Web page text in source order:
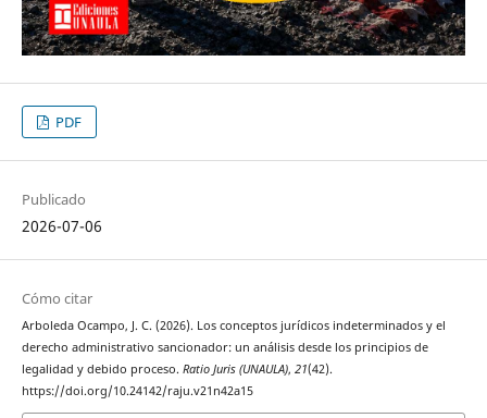
PDF
Publicado
2026-07-06
Cómo citar
Arboleda Ocampo, J. C. (2026). Los conceptos jurídicos indeterminados y el
derecho administrativo sancionador: un análisis desde los principios de
legalidad y debido proceso. Ratio Juris (UNAULA), 21(42).
https://doi.org/10.24142/raju.v21n42a15